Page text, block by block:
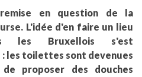
en question de la
L'idée d'en faire un lieu
les Bruxellois s'est
les toilettes sont devenues
proposer des douches